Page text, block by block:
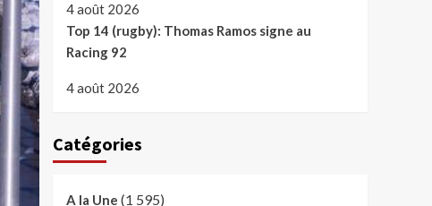
4 août 2026
Top 14 (rugby): Thomas Ramos signe au
Racing 92
4 août 2026
Catégories
A la Une (1 595)